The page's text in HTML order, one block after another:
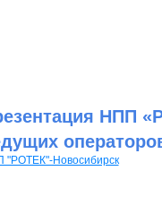
НПП
"РОТЕК"-Новосибирск